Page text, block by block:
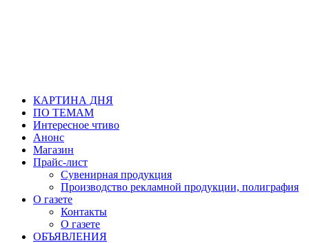
КАРТИНА ДНЯ
ПО ТЕМАМ
Интересное чтиво
Анонс
Магазин
Прайс-лист
Сувенирная продукция
Производство рекламной продукции, полиграфия
О газете
Контакты
О газете
ОБЪЯВЛЕНИЯ